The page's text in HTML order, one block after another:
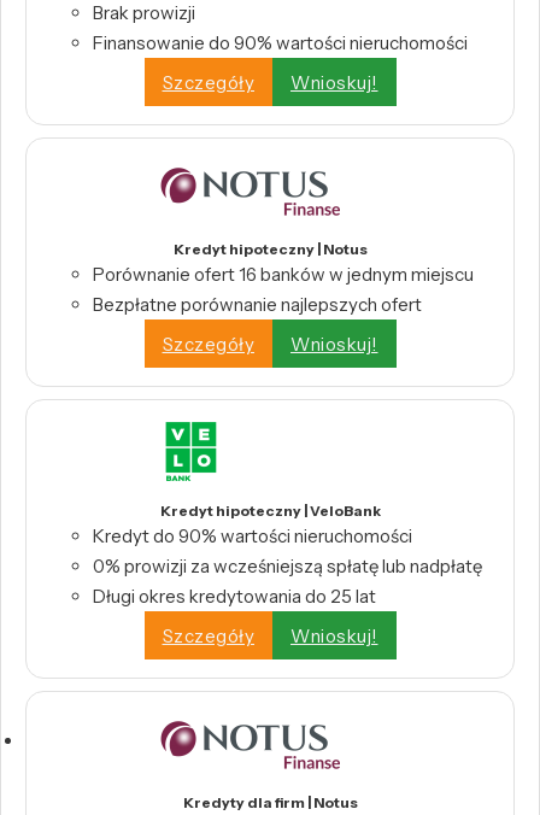
Brak prowizji
Finansowanie do 90% wartości nieruchomości
Szczegóły
Wnioskuj!
Kredyt hipoteczny | Notus
Porównanie ofert 16 banków w jednym miejscu
Bezpłatne porównanie najlepszych ofert
Szczegóły
Wnioskuj!
Kredyt hipoteczny | VeloBank
Kredyt do 90% wartości nieruchomości
0% prowizji za wcześniejszą spłatę lub nadpłatę
Długi okres kredytowania do 25 lat
Szczegóły
Wnioskuj!
Kredyty dla firm | Notus